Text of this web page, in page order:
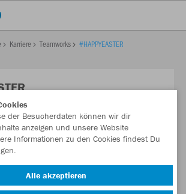
Karriere Teamworks #HAPPYEASTER
für das JAKO Team 💙
der Besucherdaten können wir dir
anzeigen und unsere Website
Informationen zu den Cookies findest Du
Alle akzeptieren